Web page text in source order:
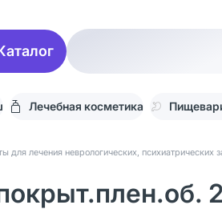
Лечебная косметика
для лечения неврологических, психиатрических